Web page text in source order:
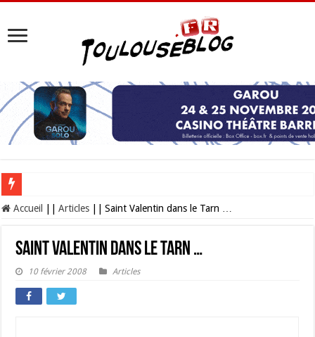
Les Nocturnes de la Cité de l’espace 2026 : l’événement incontournable de
Accueil Articles Saint Valentin dans le Tarn …
Saint Valentin dans le Tarn …
10 février 2008 Articles